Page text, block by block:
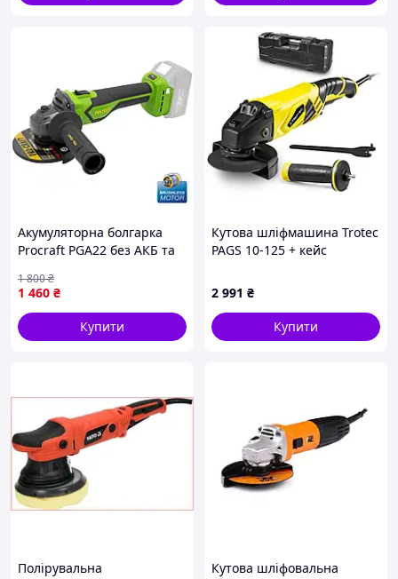
Акумуляторна болгарка
Procraft PGA22 без АКБ та
шліфмашина ПроККрафт
(тушка)
1 460 ₴
1 800₴
Купити
Кутова шліфмашина Trotec
PAGS 10-125 + кейс
2 991 ₴
Купити
Полірувальна
Кутова шліфовальна